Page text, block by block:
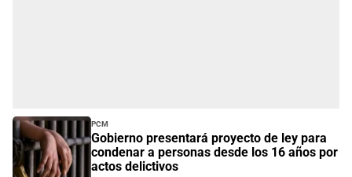
PCM
Gobierno presentará proyecto de ley para
condenar a personas desde los 16 años por
actos delictivos